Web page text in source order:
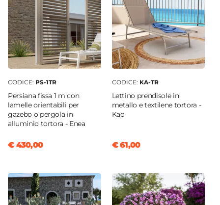
CODICE: PS-1TR
Persiana fissa 1 m con
lamelle orientabili per
gazebo o pergola in
alluminio tortora - Enea
€ 430,00
CODICE: KA-TR
Lettino prendisole in
metallo e textilene tortora -
Kao
€ 61,00